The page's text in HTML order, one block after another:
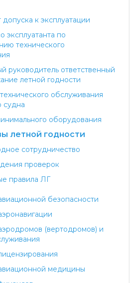
к эксплуатации
эксплуатанта по
технического
руководитель ответственный
летной годности
обслуживания
судна
оборудования
летной годности
сотрудничество
проверок
правила ЛГ
безопасности
и Североатлантическое
бюро ИКАО)
в области авиационной
по
обеспечение полетов
и Картография (MAP)
движения (ATS)
(вертодромов) и
практика ИКАО
материал
(вертодромов)
авиационного персонала
персонала
медицины
– медицина